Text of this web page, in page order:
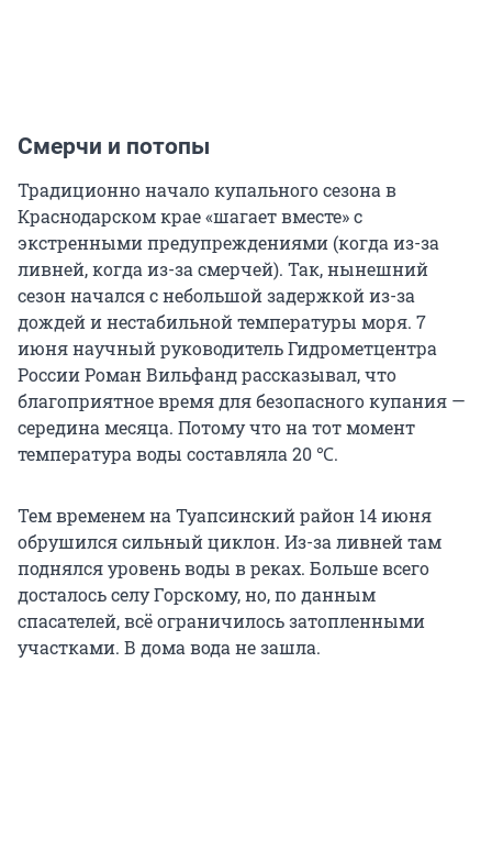
Смерчи и потопы
Традиционно начало купального сезона в
Краснодарском крае «шагает вместе» с
экстренными предупреждениями (когда из-за
ливней, когда из-за смерчей). Так, нынешний
сезон начался с небольшой задержкой из-за
дождей и нестабильной температуры моря. 7
июня научный руководитель Гидрометцентра
России Роман Вильфанд рассказывал, что
благоприятное время для безопасного купания —
середина месяца. Потому что на тот момент
температура воды составляла 20 ℃.
Тем временем на Туапсинский район 14 июня
обрушился сильный циклон. Из-за ливней там
поднялся уровень воды в реках. Больше всего
досталось селу Горскому, но, по данным
спасателей, всё ограничилось затопленными
участками. В дома вода не зашла.